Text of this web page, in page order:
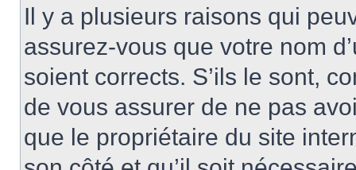
Il y a plusieurs raisons qui
assurez-vous que votre nom
soient corrects. S’ils le sont,
de vous assurer de ne pas
que le propriétaire du site